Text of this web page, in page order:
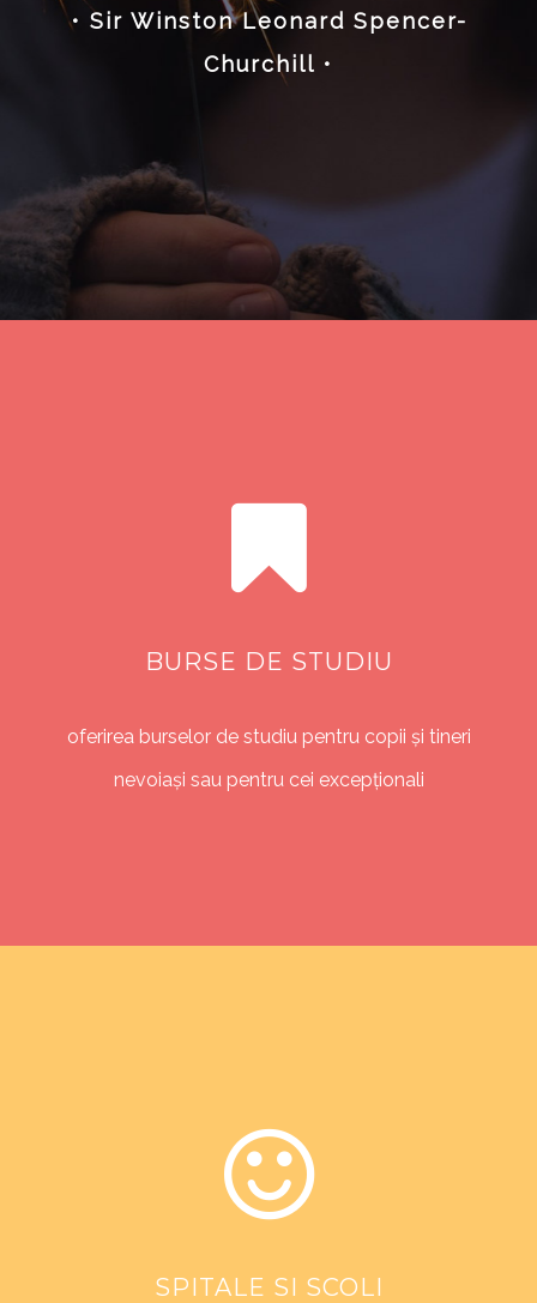
• Sir Winston Leonard Spencer-
Churchill •
BURSE DE STUDIU
oferirea burselor de studiu pentru copii și tineri
nevoiași sau pentru cei excepționali
SPITALE SI SCOLI